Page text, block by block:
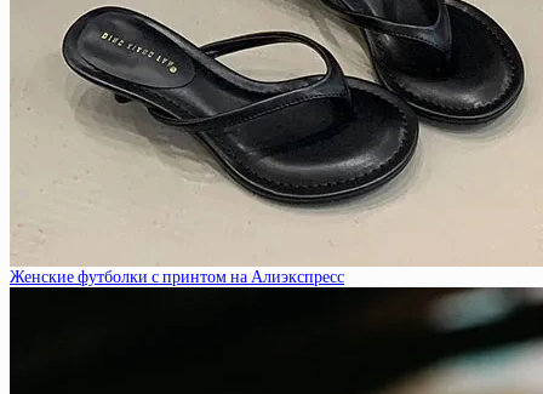
Женские футболки с принтом на Алиэкспресс